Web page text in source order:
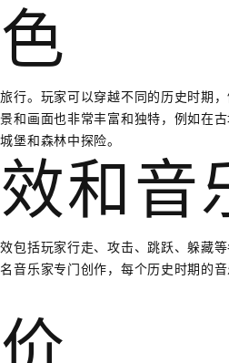
行。玩家可以穿越不同的历史时期
和画面也非常丰富和独特，例如在
堡和森林中探险。
和音
包括玩家行走、攻击、跳跃、躲藏
音乐家专门创作，每个历史时期的